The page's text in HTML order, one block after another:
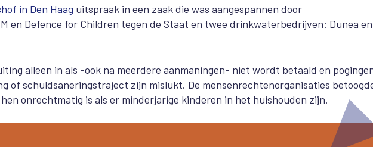
in Den Haag uitspraak in een zaak die was aangespannen door
en Defence for Children tegen de Staat en twee drinkwaterbedrijven: Dunea en
alleen in als -ook na meerdere aanmaningen- niet wordt betaald en
of schuldsaneringstraject zijn mislukt. De mensenrechtenorganisaties
onrechtmatig is als er minderjarige kinderen in het huishouden zijn.